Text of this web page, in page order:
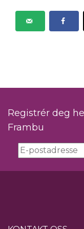
Registrér deg
Frambu